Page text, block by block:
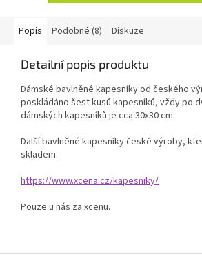
Popis Podobné (8) Diskuze
Detailní popis produktu
Dámské bavlněné kapesníky od českého
poskládáno šest kusů kapesníků, vždy po
dámských kapesníků je cca 30x30 cm.
Další bavlněné kapesníky české výroby,
skladem:
https://www.xcena.cz/kapesniky/
Pouze u nás za xcenu.